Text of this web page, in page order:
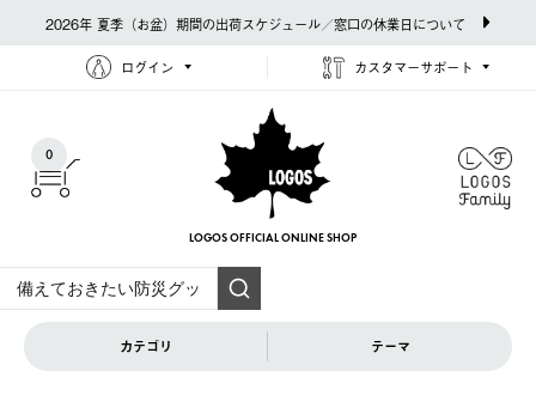
2026年 夏季（お盆）期間の出荷スケジュール／窓口の休業日について
ログイン カスタマーサポート
0
LOGOS OFFICIAL ONLINE SHOP
カテゴリ テーマ